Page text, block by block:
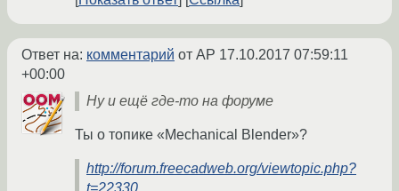
Ответ на: комментарий от AP 17.10.2017 07:59:11
+00:00
Ну и ещё где-то на форуме
Ты о топике «Mechanical Blender»?
http://forum.freecadweb.org/viewtopic.php?
t=22330